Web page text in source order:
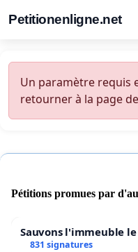
Petitionenligne.net
Un paramètre requis
retourner à la page
Pétitions promues par
Sauvons l'immeuble
831 signatures